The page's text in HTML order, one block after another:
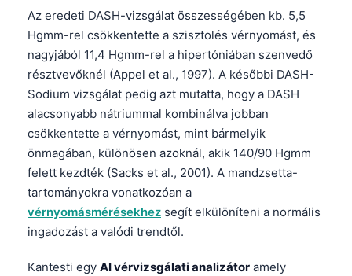
Az eredeti DASH-vizsgálat összességében kb. 5,5
Hgmm-rel csökkentette a szisztolés vérnyomást, és
nagyjából 11,4 Hgmm-rel a hipertóniában szenvedő
résztvevőknél (Appel et al., 1997). A későbbi DASH-
Sodium vizsgálat pedig azt mutatta, hogy a DASH
alacsonyabb nátriummal kombinálva jobban
csökkentette a vérnyomást, mint bármelyik
önmagában, különösen azoknál, akik 140/90 Hgmm
felett kezdték (Sacks et al., 2001). A mandzsetta-
tartományokra vonatkozóan a
vérnyomásmérésekhez segít elkülöníteni a normális
ingadozást a valódi trendtől.
Kantesti egy AI vérvizsgálati analizátor amely